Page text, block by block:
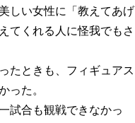
しい女性に「教えてあげ
てくれる人に怪我でもさ
たときも、フィギュアス
った。
試合も観戦できなかっ